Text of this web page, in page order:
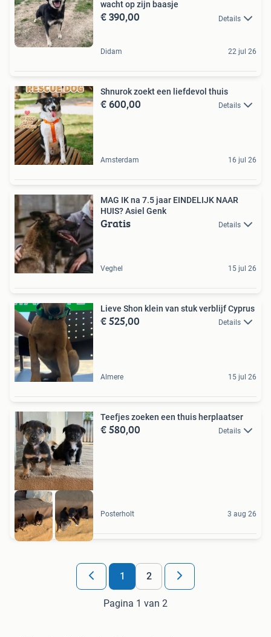
wacht op zijn baasje
€ 390,00 Details
Didam 22 jul 26
Shnurok zoekt een liefdevol thuis
€ 600,00 Details
Amsterdam 16 jul 26
MAG IK na 7.5 jaar EINDELIJK NAAR
HUIS? Asiel Genk
Gratis Details
Veghel 15 jul 26
Lieve Shon klein van stuk verblijf Cyprus
€ 525,00 Details
Almere 15 jul 26
Teefjes zoeken een thuis herplaatser
€ 580,00 Details
Posterholt 3 aug 26
1 2
Pagina 1 van 2